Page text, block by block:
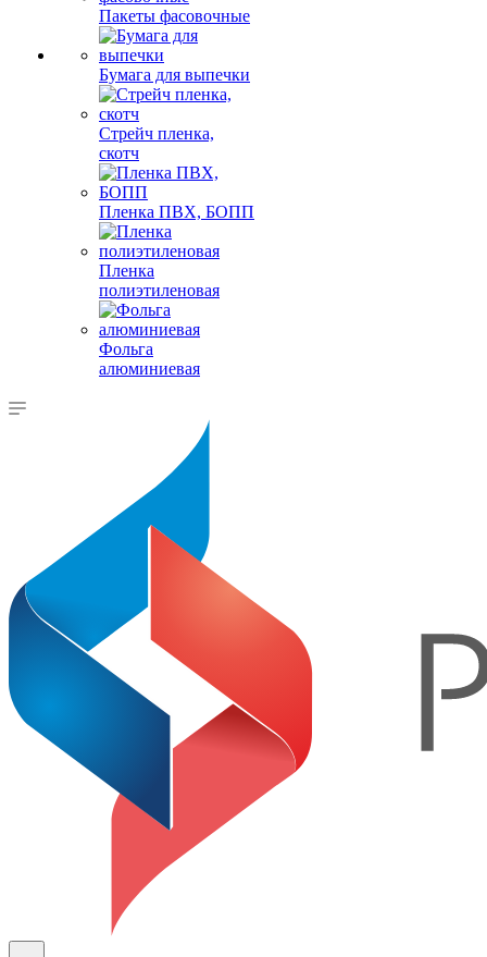
Пакеты фасовочные
Бумага для выпечки
Стрейч пленка,
скотч
Пленка ПВХ, БОПП
Пленка
полиэтиленовая
Фольга
алюминиевая